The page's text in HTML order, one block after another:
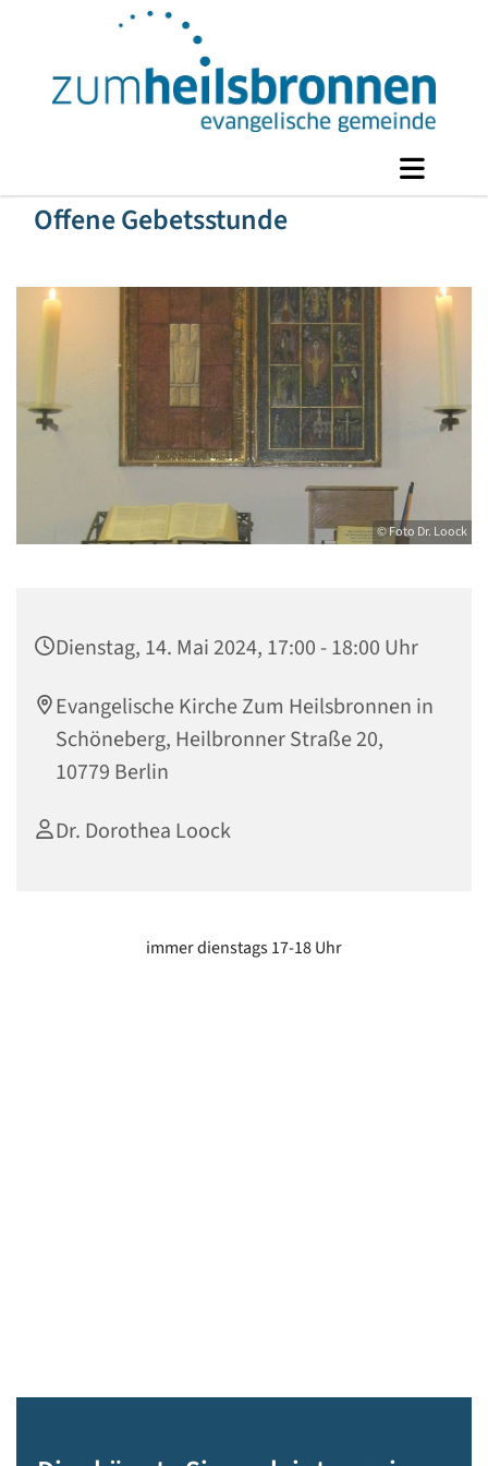
Offene Gebetsstunde
© Foto Dr. Loock
Dienstag, 14. Mai 2024, 17:00 - 18:00 Uhr
Evangelische Kirche Zum Heilsbronnen in
Schöneberg, Heilbronner Straße 20,
10779 Berlin
Dr. Dorothea Loock
immer dienstags 17-18 Uhr